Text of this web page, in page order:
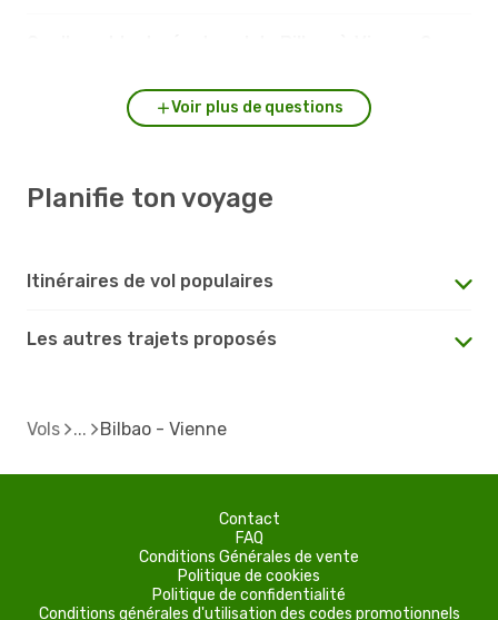
Voir plus de questions
Planifie ton voyage
Itinéraires de vol populaires
Les autres trajets proposés
Vols Bilbao - Vienne
Contact
FAQ
Conditions Générales de vente
Politique de cookies
Politique de confidentialité
Conditions générales d'utilisation des codes promotionnels